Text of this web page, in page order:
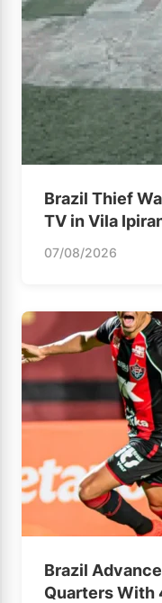
Brazil Thief
TV in Vila
07/08/2026
Brazil
Quarters With